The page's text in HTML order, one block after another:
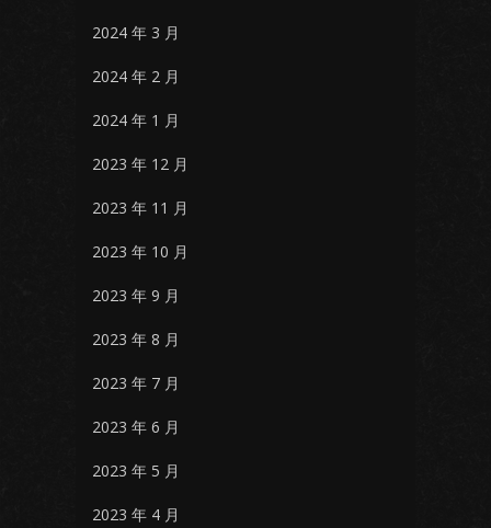
2024 年 3 月
2024 年 2 月
2024 年 1 月
2023 年 12 月
2023 年 11 月
2023 年 10 月
2023 年 9 月
2023 年 8 月
2023 年 7 月
2023 年 6 月
2023 年 5 月
2023 年 4 月